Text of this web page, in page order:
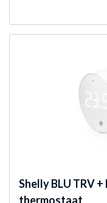
ShellyBLU TRV
thermostaat